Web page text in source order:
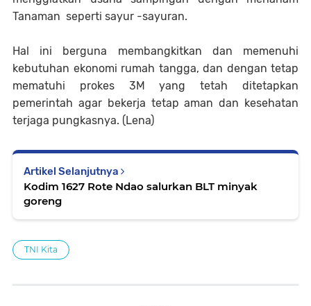
Tanaman seperti sayur -sayuran.
Hal ini berguna membangkitkan dan memenuhi
kebutuhan ekonomi rumah tangga, dan dengan tetap
mematuhi prokes 3M yang tetah ditetapkan
pemerintah agar bekerja tetap aman dan kesehatan
terjaga pungkasnya. (Lena)
Artikel Selanjutnya
Kodim 1627 Rote Ndao salurkan BLT minyak
goreng
TNI Kita